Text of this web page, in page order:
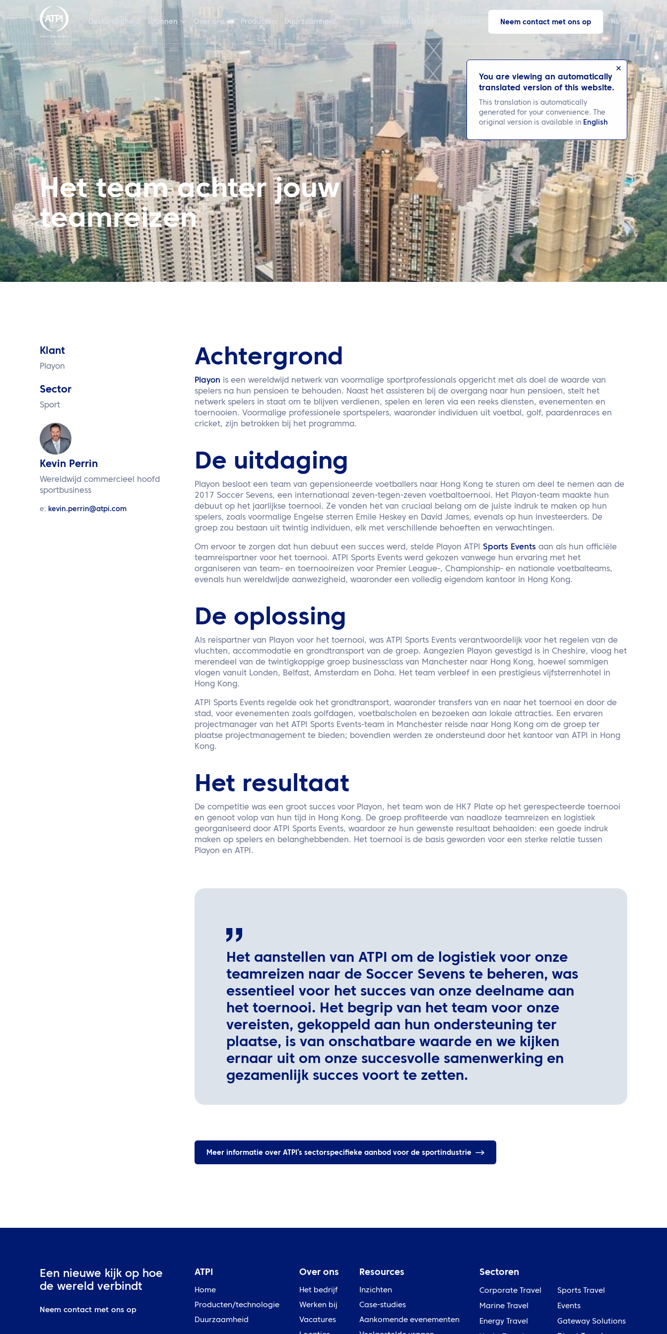
Deskundigheid Bronnen Over ons Producten Duurzaamheid TravelHub Login Neem contact met ons op NL
You are viewing an automatically
translated version of this website.
This translation is automatically
generated for your convenience. The
original version is available in English
Het team achter jouw
teamreizen
Klant
Playon
Sector
Sport
Kevin Perrin
Wereldwijd commercieel hoofd
sportbusiness
e: kevin.perrin@atpi.com
Achtergrond
Playon is een wereldwijd netwerk van voormalige sportprofessionals opgericht met als doel de waarde van
spelers na hun pensioen te behouden. Naast het assisteren bij de overgang naar hun pensioen, stelt het
netwerk spelers in staat om te blijven verdienen, spelen en leren via een reeks diensten, evenementen en
toernooien. Voormalige professionele sportspelers, waaronder individuen uit voetbal, golf, paardenraces en
cricket, zijn betrokken bij het programma.
De uitdaging
Playon besloot een team van gepensioneerde voetballers naar Hong Kong te sturen om deel te nemen aan de
2017 Soccer Sevens, een internationaal zeven-tegen-zeven voetbaltoernooi. Het Playon-team maakte hun
debuut op het jaarlijkse toernooi. Ze vonden het van cruciaal belang om de juiste indruk te maken op hun
spelers, zoals voormalige Engelse sterren Emile Heskey en David James, evenals op hun investeerders. De
groep zou bestaan uit twintig individuen, elk met verschillende behoeften en verwachtingen.
Om ervoor te zorgen dat hun debuut een succes werd, stelde Playon ATPI Sports Events aan als hun officiële
teamreispartner voor het toernooi. ATPI Sports Events werd gekozen vanwege hun ervaring met het
organiseren van team- en toernooireizen voor Premier League-, Championship- en nationale voetbalteams,
evenals hun wereldwijde aanwezigheid, waaronder een volledig eigendom kantoor in Hong Kong.
De oplossing
Als reispartner van Playon voor het toernooi, was ATPI Sports Events verantwoordelijk voor het regelen van de
vluchten, accommodatie en grondtransport van de groep. Aangezien Playon gevestigd is in Cheshire, vloog het
merendeel van de twintigkoppige groep businessclass van Manchester naar Hong Kong, hoewel sommigen
vlogen vanuit Londen, Belfast, Amsterdam en Doha. Het team verbleef in een prestigieus vijfsterrenhotel in
Hong Kong.
ATPI Sports Events regelde ook het grondtransport, waaronder transfers van en naar het toernooi en door de
stad, voor evenementen zoals golfdagen, voetbalscholen en bezoeken aan lokale attracties. Een ervaren
projectmanager van het ATPI Sports Events-team in Manchester reisde naar Hong Kong om de groep ter
plaatse projectmanagement te bieden; bovendien werden ze ondersteund door het kantoor van ATPI in Hong
Kong.
Het resultaat
De competitie was een groot succes voor Playon, het team won de HK7 Plate op het gerespecteerde toernooi
en genoot volop van hun tijd in Hong Kong. De groep profiteerde van naadloze teamreizen en logistiek
georganiseerd door ATPI Sports Events, waardoor ze hun gewenste resultaat behaalden: een goede indruk
maken op spelers en belanghebbenden. Het toernooi is de basis geworden voor een sterke relatie tussen
Playon en ATPI.
Het aanstellen van ATPI om de logistiek voor onze
teamreizen naar de Soccer Sevens te beheren, was
essentieel voor het succes van onze deelname aan
het toernooi. Het begrip van het team voor onze
vereisten, gekoppeld aan hun ondersteuning ter
plaatse, is van onschatbare waarde en we kijken
ernaar uit om onze succesvolle samenwerking en
gezamenlijk succes voort te zetten.
Meer informatie over ATPI’s sectorspecifieke aanbod voor de sportindustrie
Een nieuwe kijk op hoe
de wereld verbindt
Neem contact met ons op
ATPI
Home
Producten/technologie
Duurzaamheid
Over ons
Het bedrijf
Werken bij
Vacatures
Resources
Inzichten
Case-studies
Aankomende evenementen
Sectoren
Corporate Travel
Marine Travel
Energy Travel
Sports Travel
Events
Gateway Solutions